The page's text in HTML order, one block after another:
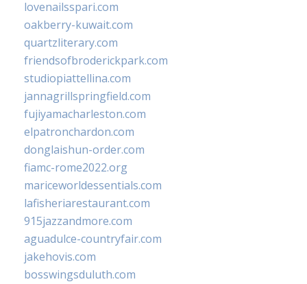
lovenailsspari.com
oakberry-kuwait.com
quartzliterary.com
friendsofbroderickpark.com
studiopiattellina.com
jannagrillspringfield.com
fujiyamacharleston.com
elpatronchardon.com
donglaishun-order.com
fiamc-rome2022.org
mariceworldessentials.com
lafisheriarestaurant.com
915jazzandmore.com
aguadulce-countryfair.com
jakehovis.com
bosswingsduluth.com